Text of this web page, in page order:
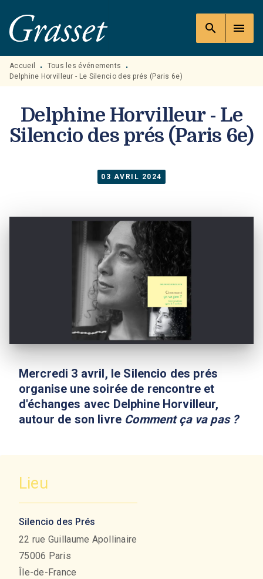
MENU RECHERCHE
PIED DE PAGE
search menu
Accueil • Tous les événements
•
Delphine Horvilleur - Le Silencio des prés (Paris 6e)
Delphine Horvilleur - Le
Silencio des prés (Paris 6e)
03 AVRIL 2024
Mercredi 3 avril, le Silencio des prés
organise une soirée de rencontre et
d'échanges avec Delphine Horvilleur,
autour de son livre Comment ça va pas ?
Lieu
Silencio des Prés
22 rue Guillaume Apollinaire
75006 Paris
Île-de-France